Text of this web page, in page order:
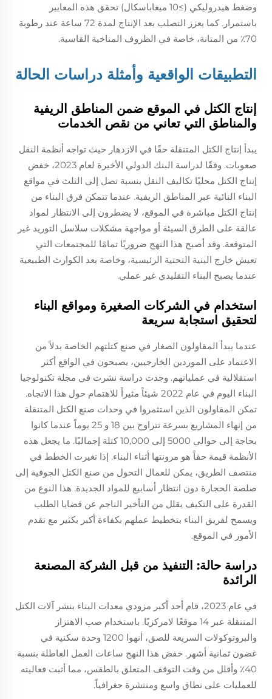
وضغط هيدروليكي (≥10 ميغاباسكال) تحقق هذه المعايير
باستمرار. كما يعزز التصلب بعد الإنتاج لمدة 72 ساعة عند رطوبة
70٪ من المتانة، خاصة في الظروف المناخية القاسية.
التطبيقات الواقعية وأمثلة دراسات الحالة
إنتاج الكتل في الموقع ضمن المناطق الريفية
والمناطق التي تعاني من نقص الخدمات
يبدأ إنتاج الكتل المتنقلة حقًا في الازدهار حيث تواجه أنظمة النقل
صعوبات. وفقًا لدراسة البنك الدولي الأخيرة لعام 2023، خفض
إنتاج الكتل محليًا تكاليف النقل بنسبة تصل إلى الثلث في مواقع
البناء النائية عبر المناطق الريفية. عندما تتمكن فرق البناء من
إنتاج الكتل مباشرة في الموقع، لا يضطرون إلى الانتظار لمواد
عالقة على الطرق السيئة أو مواجهة مشكلات سلاسل التوريد غير
المتوقعة. وقد أصبح هذا النهج ضروريًا تمامًا للمجتمعات التي
تعيش خارج البنية التحتية الرئيسية، وخاصة بعد الكوارث الطبيعية
عندما يصبح البناء التقليدي غير عملي.
استخدام في الشركات الصغيرة ومواقع البناء
لتحقيق استجابة سريعة
عندما يبدأ المقاولون الصغار في صنع كتلتهم الخاصة بدلاً من
الاعتماد على الموردين الخارجيين، يصبحون في الواقع أكثر
استقلالية في عملياتهم. وجدت دراسة نشرت في مجلة تكنولوجيا
البناء اليوم في عام 2022 شيئاً مثيراً للاهتمام حول هذا الاتجاه.
تمكن المقاولون الذين استثمروا في وحدات صنع الكتل المتنقلة
من إنهاء المشاريع بسرعة تتراوح بين 18 و 25 يوماً عندما كانوا
بحاجة إلى حوالي 5000 إلى 10,000 كتلة إجماليًا. ما يجعل هذه
الأنظمة قيمة حقاً هو مرونتها أثناء البناء. إذا تغيرت الخطط في
منتصف الطريق، يمكن للعمال التحول من صنع الكتل الجوفية إلى
صلصة الحجارة دون انتظار أسابيع للمواد الجديدة. هذا النوع من
القدرة على التكيف يقلل من التأخير الناجم عن قضايا الطلب
ويسمح لفريق البناء بتخطيط عملهم بكفاءة أكبر بكثير مع تقدم
الأمور في الموقع.
دراسة حالة: التنفيذ من قبل الشركة المصنعة
الرائدة
في عام 2023، قام أحد أكبر مزودي معدات البناء بنشر آلات الكتل
المتنقلة عبر 14 موقعًا لامركزيًا. باستخدام صب الاهتزاز
والبروتوكولات السريعة للصق، أنهوا 1200 وحدة سكنية في
غضون ثمانية أشهر. خفض هذا النهج ساعات العمل العاطلة بنسبة
40٪ وأقلل من وقت التوقف المتعلق بالطقس، مما أثبت فعاليته
للعمليات على نطاق واسع ومنتشرة جغرافياً.